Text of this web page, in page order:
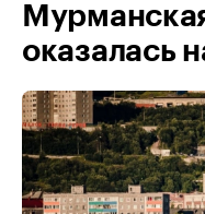
оказалась